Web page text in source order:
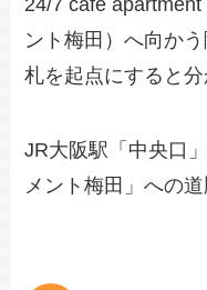
ント梅田）へ向か
札を起点にすると分
JR大阪駅「中央口
メント梅田」への